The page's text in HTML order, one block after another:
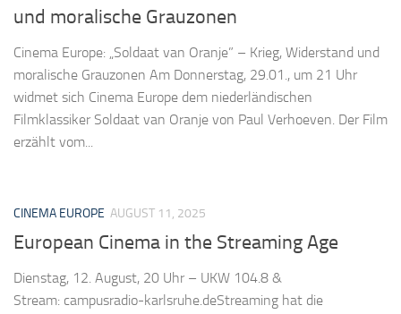
und moralische Grauzonen
Cinema Europe: „Soldaat van Oranje” – Krieg, Widerstand und
moralische Grauzonen Am Donnerstag, 29.01., um 21 Uhr
widmet sich Cinema Europe dem niederländischen
Filmklassiker Soldaat van Oranje von Paul Verhoeven. Der Film
erzählt vom...
CINEMA EUROPE AUGUST 11, 2025
European Cinema in the Streaming Age
Dienstag, 12. August, 20 Uhr – UKW 104.8 &
Stream: campusradio-karlsruhe.deStreaming hat die